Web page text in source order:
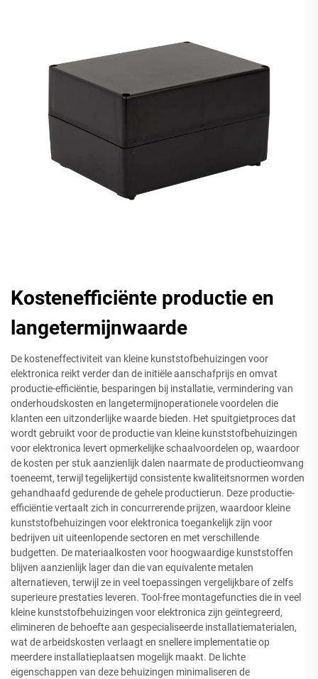
Kostenefficiënte productie en
langetermijnwaarde
De kosteneffectiviteit van kleine kunststofbehuizingen voor
elektronica reikt verder dan de initiële aanschafprijs en omvat
productie-efficiëntie, besparingen bij installatie, vermindering van
onderhoudskosten en langetermijnoperationele voordelen die
klanten een uitzonderlijke waarde bieden. Het spuitgietproces dat
wordt gebruikt voor de productie van kleine kunststofbehuizingen
voor elektronica levert opmerkelijke schaalvoordelen op, waardoor
de kosten per stuk aanzienlijk dalen naarmate de productieomvang
toeneemt, terwijl tegelijkertijd consistente kwaliteitsnormen worden
gehandhaafd gedurende de gehele productierun. Deze productie-
efficiëntie vertaalt zich in concurrerende prijzen, waardoor kleine
kunststofbehuizingen voor elektronica toegankelijk zijn voor
bedrijven uit uiteenlopende sectoren en met verschillende
budgetten. De materiaalkosten voor hoogwaardige kunststoffen
blijven aanzienlijk lager dan die van equivalente metalen
alternatieven, terwijl ze in veel toepassingen vergelijkbare of zelfs
superieure prestaties leveren. Tool-free montagefuncties die in veel
kleine kunststofbehuizingen voor elektronica zijn geïntegreerd,
elimineren de behoefte aan gespecialiseerde installatiematerialen,
wat de arbeidskosten verlaagt en snellere implementatie op
meerdere installatieplaatsen mogelijk maakt. De lichte
eigenschappen van deze behuizingen minimaliseren de